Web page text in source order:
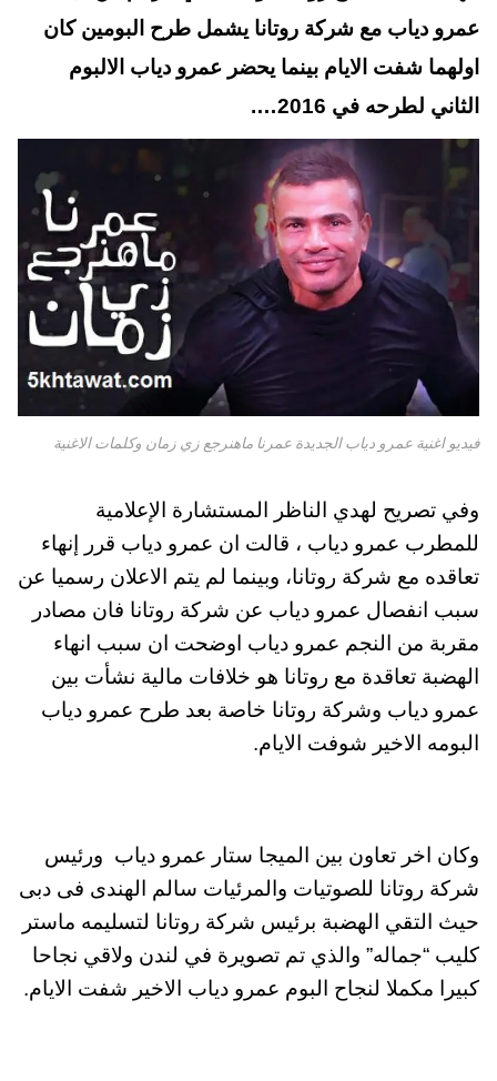
عمرو دياب مع شركة روتانا يشمل طرح البومين كان
اولهما شفت الايام بينما يحضر عمرو دياب الالبوم
الثاني لطرحه في 2016….
فيديو اغنية عمرو دياب الجديدة عمرنا ماهنرجع زي زمان وكلمات الاغنية
وفي تصريح لهدي الناظر المستشارة الإعلامية
للمطرب عمرو دياب ، قالت ان عمرو دياب قرر إنهاء
تعاقده مع شركة روتانا، وبينما لم يتم الاعلان رسميا عن
سبب انفصال عمرو دياب عن شركة روتانا فان مصادر
مقربة من النجم عمرو دياب اوضحت ان سبب انهاء
الهضبة تعاقدة مع روتانا هو خلافات مالية نشأت بين
عمرو دياب وشركة روتانا خاصة بعد طرح عمرو دياب
البومه الاخير شوفت الايام.
وكان اخر تعاون بين الميجا ستار عمرو دياب ورئيس
شركة روتانا للصوتيات والمرئيات سالم الهندى فى دبى
حيث التقي الهضبة برئيس شركة روتانا لتسليمه ماستر
كليب “جماله” والذي تم تصويرة في لندن ولاقي نجاحا
كبيرا مكملا لنجاح البوم عمرو دياب الاخير شفت الايام.